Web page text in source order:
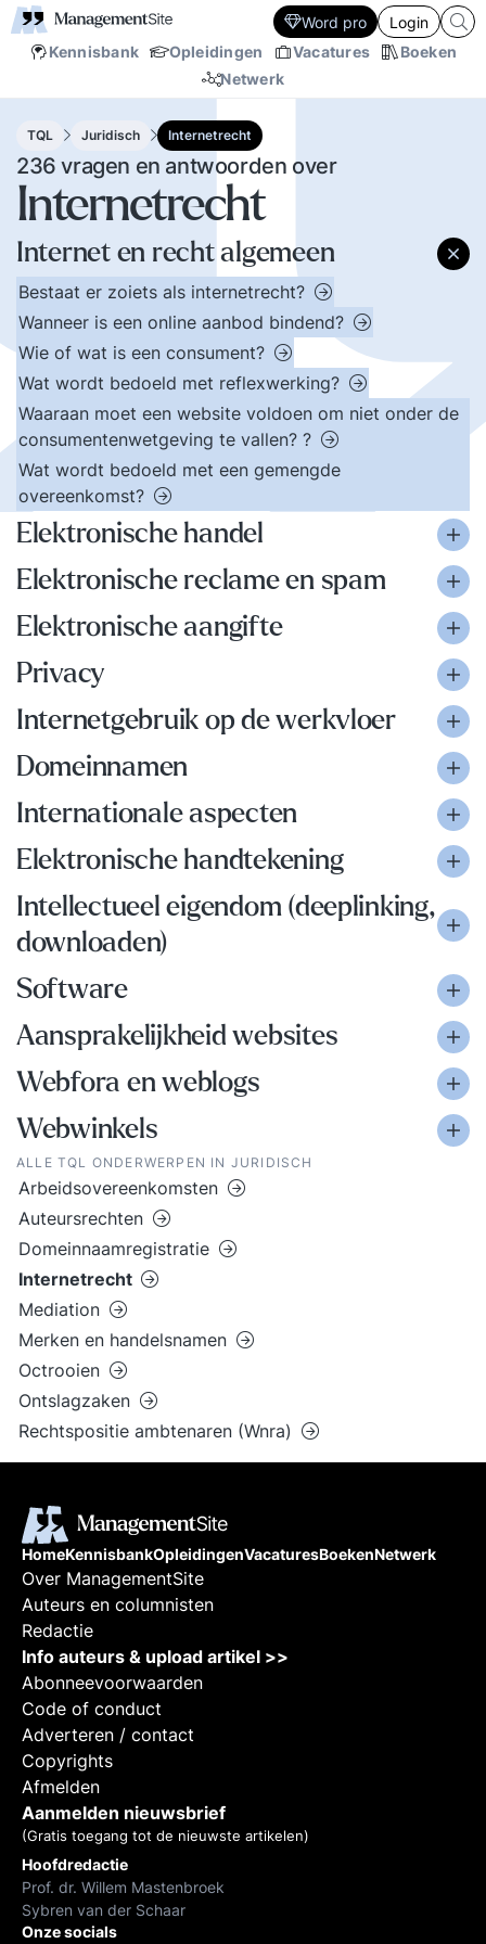
Kennisbank Opleidingen Vacatures
Boeken
Netwerk
Word pro Login
TQL Juridisch Internetrecht
236 vragen en antwoorden over
Internetrecht
Internet en recht algemeen
Bestaat er zoiets als internetrecht?
Wanneer is een online aanbod bindend?
Wie of wat is een consument?
Wat wordt bedoeld met reflexwerking?
Waaraan moet een website voldoen om niet onder de
consumentenwetgeving te vallen? ?
Wat wordt bedoeld met een gemengde
overeenkomst?
Elektronische handel
Elektronische reclame en spam
Elektronische aangifte
Privacy
Internetgebruik op de werkvloer
Domeinnamen
Internationale aspecten
Elektronische handtekening
Intellectueel eigendom (deeplinking,
downloaden)
Software
Aansprakelijkheid websites
Webfora en weblogs
Webwinkels
ALLE TQL ONDERWERPEN IN JURIDISCH
Arbeidsovereenkomsten
Auteursrechten
Domeinnaamregistratie
Internetrecht
Mediation
Merken en handelsnamen
Octrooien
Ontslagzaken
Rechtspositie ambtenaren (Wnra)
HomeKennisbankOpleidingenVacaturesBoekenNetwerk
Over ManagementSite
Auteurs en columnisten
Redactie
Info auteurs & upload artikel >>
Abonneevoorwaarden
Code of conduct
Adverteren / contact
Copyrights
Afmelden
Aanmelden nieuwsbrief
(Gratis toegang tot de nieuwste artikelen)
Hoofdredactie
Prof. dr. Willem Mastenbroek
Sybren van der Schaar
Onze socials